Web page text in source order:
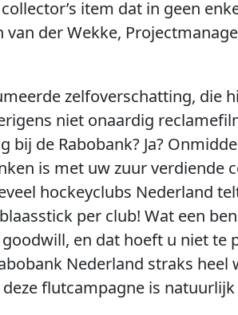
item dat in geen
van der Wekke,
zelfoverschatting, die
niet onaardig
de Rabobank? Ja?
is met uw zuur verdiende
hockeyclubs Nederland
per club! Wat een
en dat hoeft u niet te
Nederland straks heel
flutcampagne is natuurlijk